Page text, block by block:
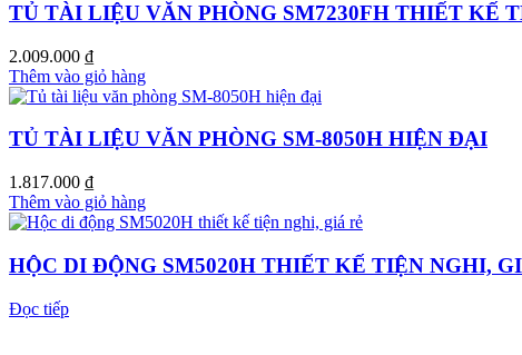
TỦ TÀI LIỆU VĂN PHÒNG SM7230FH THIẾT KẾ
2.009.000 ₫
Thêm vào giỏ hàng
TỦ TÀI LIỆU VĂN PHÒNG SM-8050H HIỆN ĐẠI
1.817.000 ₫
Thêm vào giỏ hàng
HỘC DI ĐỘNG SM5020H THIẾT KẾ TIỆN NGHI,
Đọc tiếp